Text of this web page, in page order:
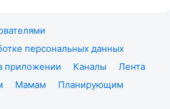
персональных данных
приложении Каналы
Лента
Мамам
Планирующим